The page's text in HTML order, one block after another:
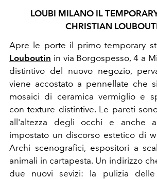
LOUBI MILANO IL
CHRISTIAN
Apre le porte il primo temporary
Louboutin in via Borgospesso, 4 a
distintivo del nuovo negozio,
viene accostato a pennellate che
mosaici di ceramica vermiglio e
con texture distintive. Le pareti
all'altezza degli occhi e anche
impostato un discorso estetico di
Archi scenografici, espositori a
animali in cartapesta. Un indirizzo
due nuovi sevizi: la pulizia